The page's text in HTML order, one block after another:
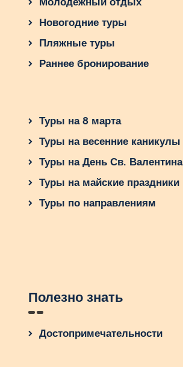
Новогодние туры
Пляжные туры
Раннее бронирование
Туры на 8 марта
Туры на весенние каникулы
Туры на День Св. Валентина
Туры на майские праздники
Туры по направлениям
Полезно знать
Достопримечательности